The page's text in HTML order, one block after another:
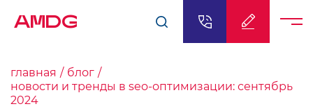
AMDG
главная
блог
новости и тренды в seo-оптимизации: сентябрь
2024